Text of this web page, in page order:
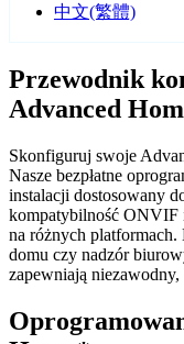
中文(繁體)
Przewodnik
Advanced
Skonfiguruj swoje
Nasze bezpłatne
instalacji dostosowany
kompatybilność ONVIF i
na różnych platformach.
domu czy nadzór
zapewniają